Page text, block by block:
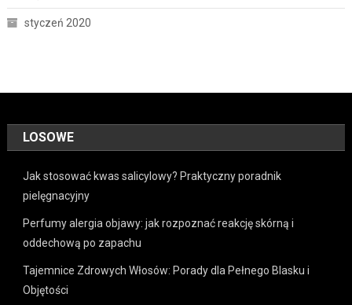
styczeń 2020
LOSOWE
Jak stosować kwas salicylowy? Praktyczny poradnik
pielęgnacyjny
Perfumy alergia objawy: jak rozpoznać reakcję skórną i
oddechową po zapachu
Tajemnice Zdrowych Włosów: Porady dla Pełnego Blasku i
Objętości